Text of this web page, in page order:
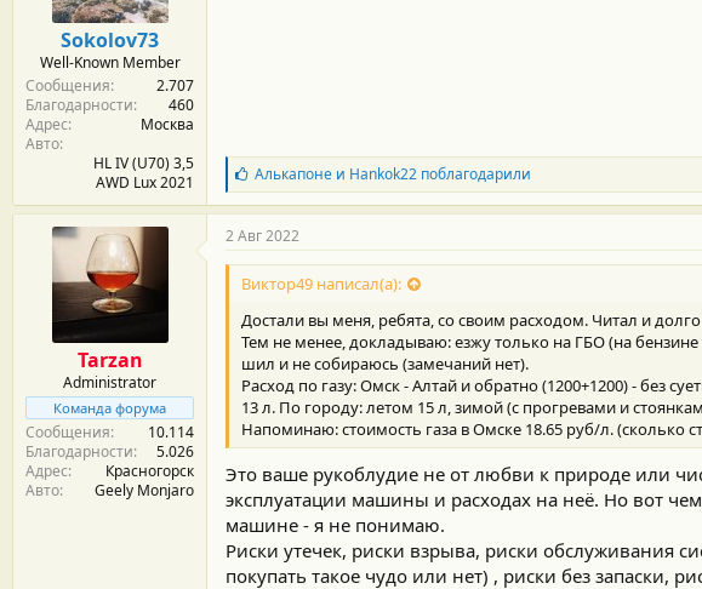
Sokolov73
Well-Known Member
Сообщения
2.707
Благодарности
460
Адрес
Москва
Авто
HL IV (U70) 3,5
AWD Lux 2021
Б
л
а
г
о
д
а
н
о
с
т
и
:
Алькапонеи Hankok22поблагодарили
Tarzan
Administrator
Команда форума
Сообщения
10.114
Благодарности
5.026
Адрес
Красногорск
Авто
Geely Monjaro
2 Авг 2022
Виктор49 написал(а):
Достали вы меня, ребята, со своим расходом. Читал и
Тем не менее, докладываю: езжу только на ГБО (на
шил и не собираюсь (замечаний нет).
Расход по газу: Омск - Алтай и обратно (1200+1200) - без
13 л. По городу: летом 15 л, зимой (с прогревами и
Напоминаю: стоимость газа в Омске 18.65 руб/л. (сколько
Это ваше рукоблудие не от любви к природе или
эксплуатации машины и расходах на неё. Но вот
машине - я не понимаю.
Риски утечек, риски взрыва, риски обслуживания
покупать такое чудо или нет) , риски без запаски,